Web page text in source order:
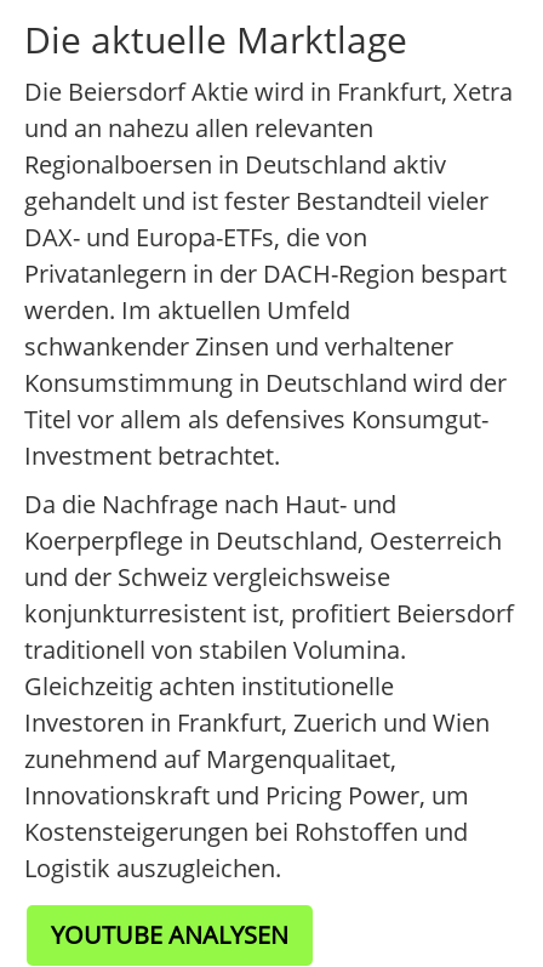
Die aktuelle Marktlage
Die Beiersdorf Aktie wird in Frankfurt, Xetra
und an nahezu allen relevanten
Regionalboersen in Deutschland aktiv
gehandelt und ist fester Bestandteil vieler
DAX- und Europa-ETFs, die von
Privatanlegern in der DACH-Region bespart
werden. Im aktuellen Umfeld
schwankender Zinsen und verhaltener
Konsumstimmung in Deutschland wird der
Titel vor allem als defensives Konsumgut-
Investment betrachtet.
Da die Nachfrage nach Haut- und
Koerperpflege in Deutschland, Oesterreich
und der Schweiz vergleichsweise
konjunkturresistent ist, profitiert Beiersdorf
traditionell von stabilen Volumina.
Gleichzeitig achten institutionelle
Investoren in Frankfurt, Zuerich und Wien
zunehmend auf Margenqualitaet,
Innovationskraft und Pricing Power, um
Kostensteigerungen bei Rohstoffen und
Logistik auszugleichen.
YOUTUBE ANALYSEN